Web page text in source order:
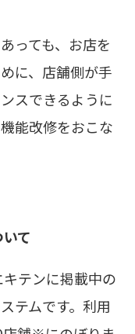
っても、お店を
に、店舗側が手
スできるように
能改修をおこな
て
キテンに掲載中の
テムです。利用